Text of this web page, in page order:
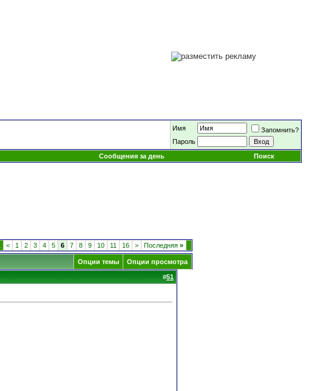
Имя
Запомнить?
Пароль
Сообщения за день Поиск
< 1 2 3 4 5 6 7 8 9 10 11 16 > Последняя »
Опции темы Опции просмотра
#51